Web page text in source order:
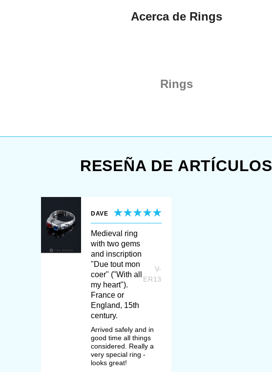
Acerca de Rings
Rings
RESEÑA DE ARTÍCULOS
DAVE
Medieval ring
with two gems
and inscription
"Due tout mon
coer" ("With all
my heart").
France or
England, 15th
century.
V-
ER13
Arrived safely and in
good time all things
considered. Really a
very special ring -
looks great!